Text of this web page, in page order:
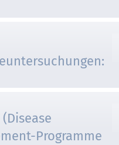
(Disease
Programme